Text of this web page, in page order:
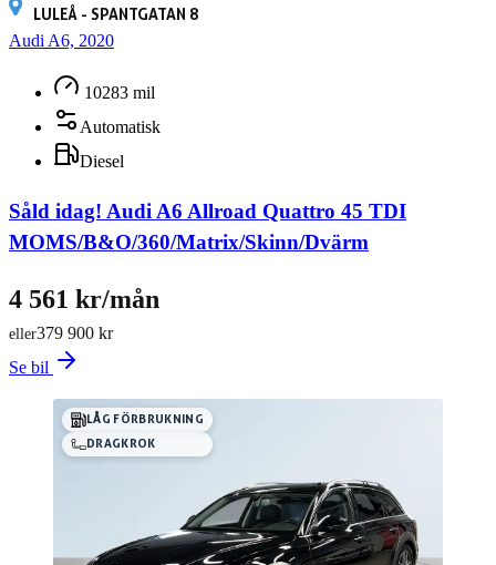
LULEÅ - SPANTGATAN 8
Audi A6, 2020
10283 mil
Automatisk
Diesel
Såld idag! Audi A6 Allroad Quattro 45 TDI
MOMS/B&O/360/Matrix/Skinn/Dvärm
379 900 kr
eller
4 561 kr/mån
Se bil
LÅG FÖRBRUKNING
DRAGKROK